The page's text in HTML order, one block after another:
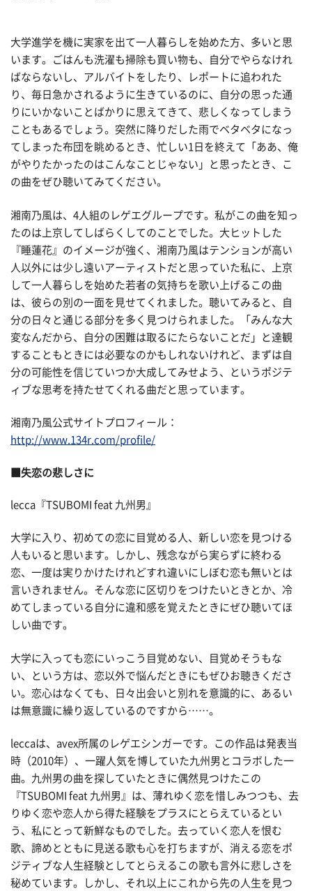
大学進学を機に実家を出て一人暮らしを始めた方、多いと思
います。ごはんも洗濯も掃除も買い物も、自分でやらなけれ
ばならないし、アルバイトをしたり、レポートに追われた
り、毎日急かされるように生きているのに、自分の思った通
りにいかないことばかりに思えてきて、悲しくなってしまう
こともあるでしょう。突然に降りだした雨でベタベタになっ
てしまった布団を眺めるとき、忙しい1日を終えて「ああ、俺
がやりたかったのはこんなことじゃない」と思ったとき、こ
の曲をぜひ聴いてみてください。
湘南乃風は、4人組のレゲエグループです。私がこの曲を知っ
たのは上京してしばらくしてのことでした。大ヒットした
『睡蓮花』のイメージが強く、湘南乃風はテンションが高い
人以外には少し遠いアーティストだと思っていた私に、上京
して一人暮らしを始めた若者の気持ちを歌い上げるこの曲
は、彼らの別の一面を見せてくれました。聴いてみると、自
分の日々と通じる部分を多く見つけられました。「みんな大
変なんだから、自分の困難は取るにたらないことだ」と達観
することもときには必要なのかもしれないけれど、まずは自
分の可能性を信じていつか大成してみせよう、というポジテ
ィブな思考を持たせてくれる曲だと思っています。
湘南乃風公式サイトプロフィール：
http://www.134r.com/profile/
■失恋の悲しさに
lecca『TSUBOMI feat 九州男』
大学に入り、初めての恋に目覚める人、新しい恋を見つける
人もいると思います。しかし、残念ながら実らずに終わる
恋、一度は実りかけたけれどすれ違いにしぼむ恋も無いとは
言いきれません。そんな恋に区切りをつけたいときとか、冷
めてしまっている自分に違和感を覚えたときにぜひ聴いてほ
しい曲です。
大学に入っても恋にいっこう目覚めない、目覚めそうもな
い、という方は、恋以外で悩んだときにもぜひお聴きくださ
い。恋心はなくても、日々出会いと別れを意識的に、あるい
は無意識に繰り返しているのですから……。
leccaは、avex所属のレゲエシンガーです。この作品は発表当
時（2010年）、一躍人気を博していた九州男とコラボした一
曲。九州男の曲を探していたときに偶然見つけたこの
『TSUBOMI feat 九州男』は、薄れゆく恋を惜しみつつも、去
りゆく恋や恋人から得た経験をプラスにとらえているとい
う、私にとって新鮮なものでした。去っていく恋人を恨む
歌、諦めとともに見送る歌も心を打ちますが、消える恋をポ
ジティブな人生経験としてとらえるこの歌も言外に悲しさを
秘めています。しかし、それ以上にこれから先の人生を見つ